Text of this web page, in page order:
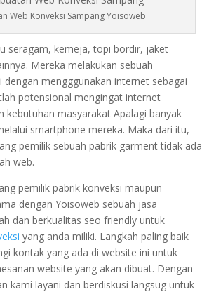
Web Konveksi Sampang Yoisoweb
seragam, kemeja, topi bordir, jaket
Mereka melakukan sebuah
mengggunakan internet sebagai
potensional mengingat internet
kebutuhan masyarakat Apalagi banyak
smartphone mereka. Maka dari itu,
pemilik sebuah pabrik garment tidak ada
web.
pemilik pabrik konveksi maupun
dengan Yoisoweb sebuah jasa
dan berkualitas seo friendly untuk
yang anda miliki. Langkah paling baik
kontak yang ada di website ini untuk
website yang akan dibuat. Dengan
kami layani dan berdiskusi langsug untuk